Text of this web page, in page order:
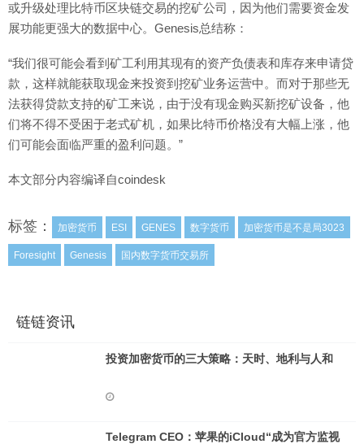
或升级处理比特币区块链交易的挖矿公司，因为他们需要资金发
展功能更强大的数据中心。Genesis总结称：
“我们很可能会看到矿工利用其现有的资产负债表和库存来申请贷
款，这样就能获取现金来投资到挖矿业务运营中。而对于那些无
法获得贷款支持的矿工来说，由于没有现金购买新挖矿设备，他
们将不得不受困于老式矿机，如果比特币价格没有大幅上涨，他
们可能会面临严重的盈利问题。”
本文部分内容编译自coindesk
标签： 加密货币 ESI GENES 数字货币 加密货币是不是局3023
Foresight Genesis 国内数字货币交易所
链链资讯
投资加密货币的三大策略：天时、地利与人和
Telegram CEO：苹果的iCloud“成为官方监视